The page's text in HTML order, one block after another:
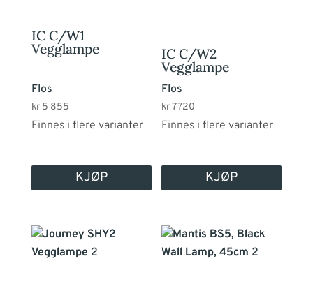
IC C/W1
Vegglampe
Flos
kr5 855
Finnes i flere varianter
KJØP
varianter.
Alternativene
kan
på
IC C/W2
Vegglampe
Flos
kr7 720
Finnes i flere varianter
KJØP
Alternativene
kan
på
Dette
produktet